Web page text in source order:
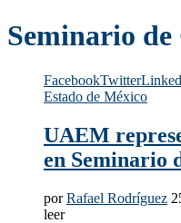
Seminario
FacebookTwitter
Estado de México
UAEM
en Seminario
porRafael Rodríguez
leer